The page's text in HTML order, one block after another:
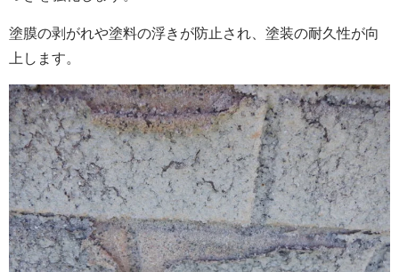
塗膜の剥がれや塗料の浮きが防止され、塗装の耐久性が向
上します。